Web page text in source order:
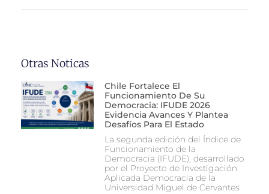
Otras Noticas
Chile Fortalece El
Funcionamiento De Su
Democracia: IFUDE 2026
Evidencia Avances Y Plantea
Desafíos Para El Estado
La segunda edición del Índice de
Funcionamiento de la
Democracia (IFUDE), desarrollado
por el Proyecto de Investigación
Aplicada Democracia de la
Universidad Miguel de Cervantes